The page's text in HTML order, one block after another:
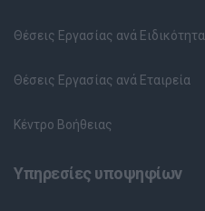
Θέσεις Εργασίας ανά Ειδικότητα
Θέσεις Εργασίας ανά Εταιρεία
Κέντρο Βοήθειας
Υπηρεσίες υποψηφίων